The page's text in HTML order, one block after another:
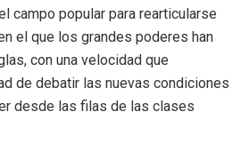
campo popular para rearticularse
el que los grandes poderes han
con una velocidad que
de debatir las nuevas condiciones
desde las filas de las clases